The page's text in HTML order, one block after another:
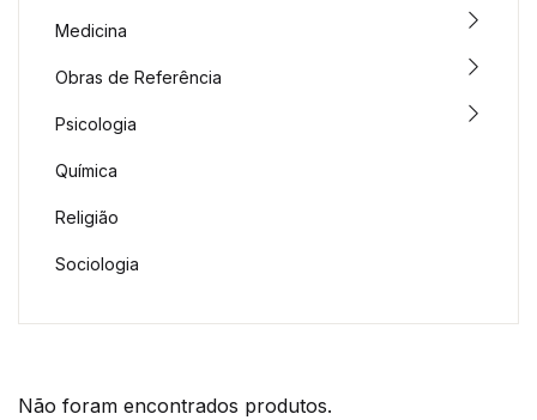
Não foram encontrados produtos.
Medicina
Obras de Referência
Psicologia
Química
Religião
Sociologia